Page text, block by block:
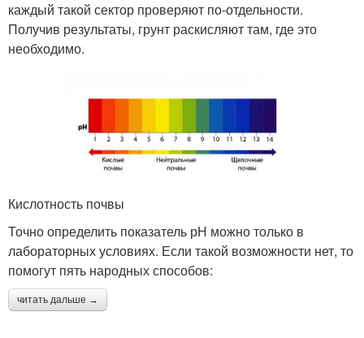
каждый такой сектор проверяют по-отдельности.
Получив результаты, грунт раскисляют там, где это
необходимо.
Кислотность почвы
Точно определить показатель рН можно только в
лабораторных условиях. Если такой возможности нет, то
помогут пять народных способов:
читать дальше →